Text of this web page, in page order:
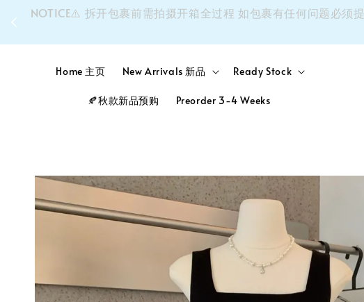
NOTICE⚠️ 拆开包裹前需拍摄开箱全过程 如包裹有任何问题必须
Home 主页 New Arrivals 新品 Ready Stock
🍂秋款新品预购 Preorder 3-4 Weeks